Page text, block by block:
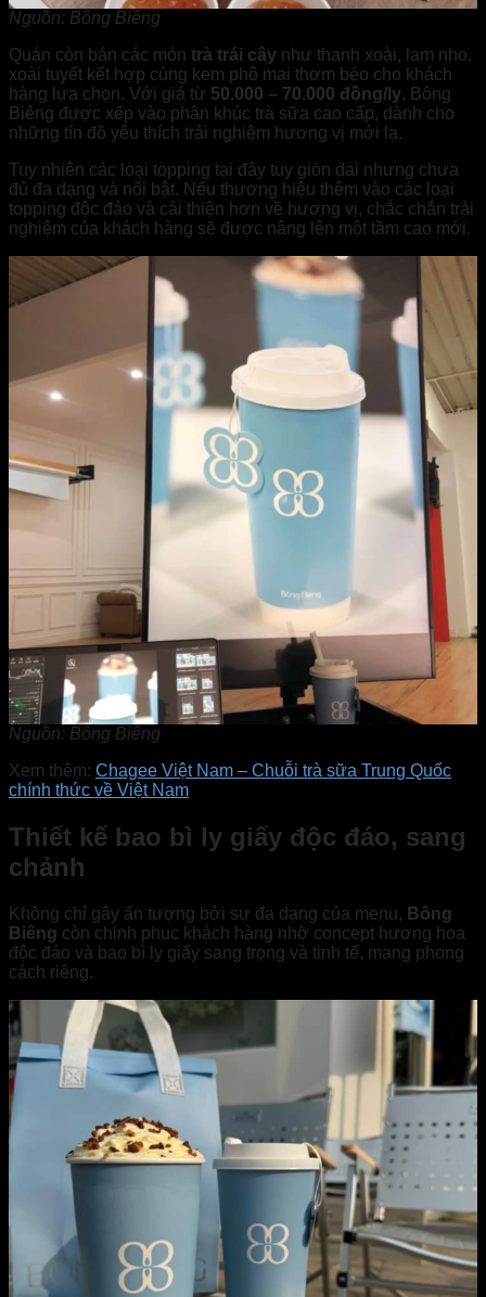
Nguồn: Bông Biêng
Quán còn bán các món trà trái cây như thanh xoài, lam nho,
xoài tuyết kết hợp cùng kem phô mai thơm béo cho khách
hàng lựa chọn. Với giá từ 50.000 – 70.000 đồng/ly, Bông
Biêng được xếp vào phân khúc trà sữa cao cấp, dành cho
những tín đồ yêu thích trải nghiệm hương vị mới lạ.
Tuy nhiên các loại topping tại đây tuy giòn dai nhưng chưa
đủ đa dạng và nổi bật. Nếu thương hiệu thêm vào các loại
topping độc đáo và cải thiện hơn về hương vị, chắc chắn trải
nghiệm của khách hàng sẽ được nâng lên một tầm cao mới.
Nguồn: Bông Biêng
Xem thêm: Chagee Việt Nam – Chuỗi trà sữa Trung Quốc
chính thức về Việt Nam
Thiết kế bao bì ly giấy độc đáo, sang
chảnh
Không chỉ gây ấn tượng bởi sự đa dạng của menu, Bông
Biêng còn chinh phục khách hàng nhờ concept hương hoa
độc đáo và bao bì ly giấy sang trọng và tinh tế, mang phong
cách riêng.